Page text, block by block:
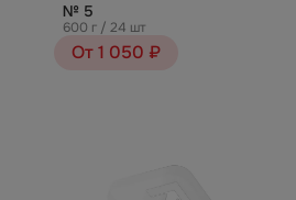
№ 5
600 г / 24 шт
От 1 050 ₽